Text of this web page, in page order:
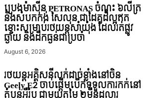
ប្រេងម៉ាស៊ីន PETRONAS ចំណុះ ៦លីត្រ
និងសំបកកង់ សៃលុន ជាដៃគូដ៏ល្អឥត
ខ្ចោះសម្រាប់រថយន្តសាំយ៉ុង ដែលរត់ផ្លូវ
ឆ្ងាយ និងដឹកធ្ងន់ជាប្រចាំ
August 6, 2026
រថយន្ដអគ្គិសនីលក់ដាច់ខ្លាំងនៅចិន
Geely E2 ចាប់ផ្តើមបើកទទួលការកក់នៅ